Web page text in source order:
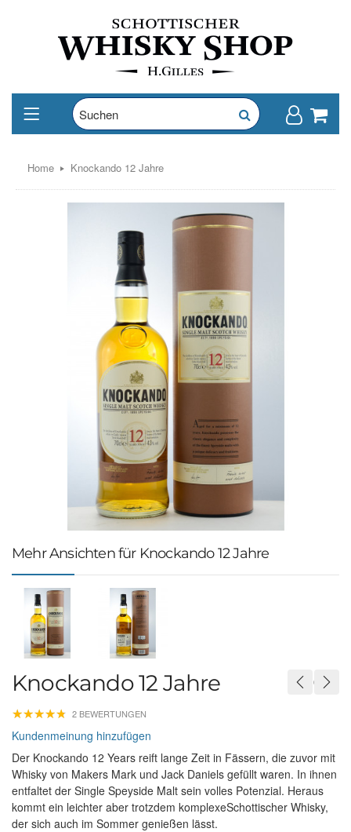
Home Knockando 12 Jahre
Mehr Ansichten für Knockando 12 Jahre
Knockando 12 Jahre
★★★★★
★★★★★ 2 BEWERTUNGEN
Kundenmeinung hinzufügen
Der Knockando 12 Years reift lange Zeit in Fässern, die zuvor mit
Whisky von Makers Mark und Jack Daniels gefüllt waren. In ihnen
entfaltet der Single Speyside Malt sein volles Potenzial. Heraus
kommt ein leichter aber trotzdem komplexeSchottischer Whisky,
der sich auch im Sommer genießen lässt.